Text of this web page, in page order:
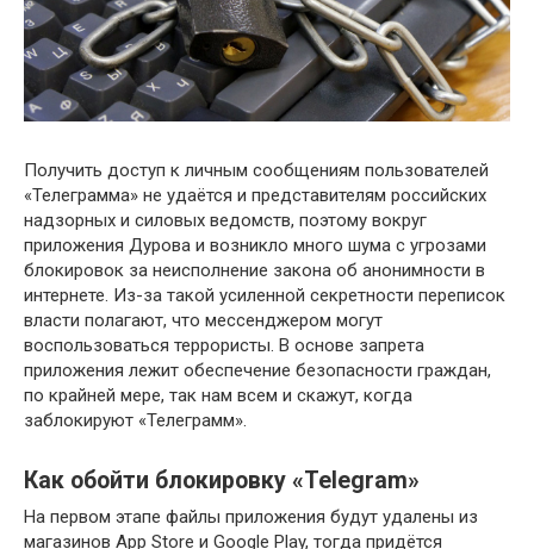
Получить доступ к личным сообщениям пользователей
«Телеграмма» не удаётся и представителям российских
надзорных и силовых ведомств, поэтому вокруг
приложения Дурова и возникло много шума с угрозами
блокировок за неисполнение закона об анонимности в
интернете. Из-за такой усиленной секретности переписок
власти полагают, что мессенджером могут
воспользоваться террористы. В основе запрета
приложения лежит обеспечение безопасности граждан,
по крайней мере, так нам всем и скажут, когда
заблокируют «Телеграмм».
Как обойти блокировку «Telegram»
На первом этапе файлы приложения будут удалены из
магазинов App Store и Google Play, тогда придётся